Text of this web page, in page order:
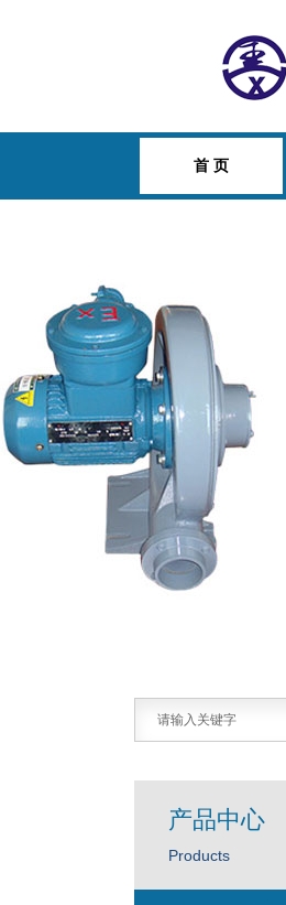
首 页
产品中心
Products